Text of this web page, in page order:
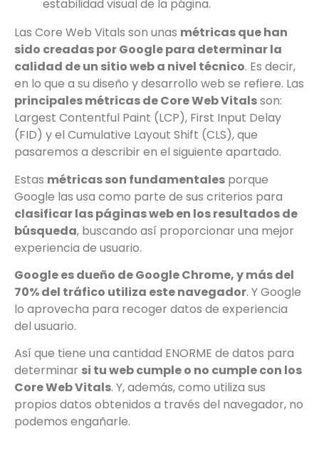
estabilidad visual de la página.
Las Core Web Vitals son unas métricas que han
sido creadas por Google para determinar la
calidad de un sitio web a nivel técnico. Es decir,
en lo que a su diseño y desarrollo web se refiere. Las
principales métricas de Core Web Vitalsson:
Largest Contentful Paint (LCP), First Input Delay
(FID) y el Cumulative Layout Shift (CLS), que
pasaremos a describir en el siguiente apartado.
Estas métricas son fundamentales porque
Google las usa como parte de sus criterios para
clasificar las páginas web en los resultados de
búsqueda, buscando así proporcionar una mejor
experiencia de usuario.
Google es dueño de Google Chrome, y más del
70% del tráfico utiliza este navegador. Y Google
lo aprovecha para recoger datos de experiencia
del usuario.
Así que tiene una cantidad ENORME de datos para
determinar si tu web cumple o no cumple con los
Core Web Vitals. Y, además, como utiliza sus
propios datos obtenidos a través del navegador, no
podemos engañarle.